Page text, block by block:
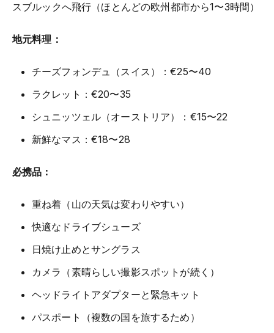
スブルックへ飛行（ほとんどの欧州都市から1〜3時間）
地元料理：
チーズフォンデュ（スイス）：€25〜40
ラクレット：€20〜35
シュニッツェル（オーストリア）：€15〜22
新鮮なマス：€18〜28
必携品：
重ね着（山の天気は変わりやすい）
快適なドライブシューズ
日焼け止めとサングラス
カメラ（素晴らしい撮影スポットが続く）
ヘッドライトアダプターと緊急キット
パスポート（複数の国を旅するため）